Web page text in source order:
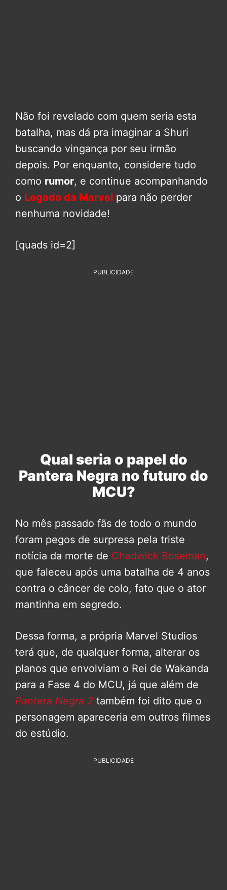
Não foi revelado com quem seria esta
batalha, mas dá pra imaginar a Shuri
buscando vingança por seu irmão
depois. Por enquanto, considere tudo
como rumor, e continue acompanhando
o Legado da Marvel para não perder
nenhuma novidade!
[quads id=2]
PUBLICIDADE
Qual seria o papel do
Pantera Negra no futuro do
MCU?
No mês passado fãs de todo o mundo
foram pegos de surpresa pela triste
notícia da morte de Chadwick Boseman,
que faleceu após uma batalha de 4 anos
contra o câncer de colo, fato que o ator
mantinha em segredo.
Dessa forma, a própria Marvel Studios
terá que, de qualquer forma, alterar os
planos que envolviam o Rei de Wakanda
para a Fase 4 do MCU, já que além de
Pantera Negra 2 também foi dito que o
personagem apareceria em outros filmes
do estúdio.
PUBLICIDADE